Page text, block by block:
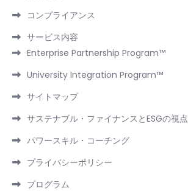
コンプライアンス
サービス内容
Enterprise Partnership Program™
University Integration Program™
サイトマップ
サステナブル・ファイナンスとESGの視点
パワースキル・コーチング
プライバシーポリシー
プログラム